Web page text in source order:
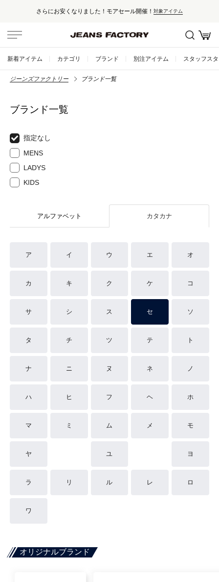
さらにお安くなりました！モアセール開催！ 対象アイテム
新着アイテム カテゴリ ブランド 別注アイテム スタッフス
ジーンズファクトリー ブランド一覧
ブランド一覧
指定なし
MENS
LADYS
KIDS
アルファベット カタカナ
ア イ ウ エ オ
カ キ ク ケ コ
サ シ ス セ ソ
タ チ ツ テ ト
ナ ニ ヌ ネ ノ
ハ ヒ フ ヘ ホ
マ ミ ム メ モ
ヤ ユ ヨ
ラ リ ル レ ロ
ワ
オリジナルブランド